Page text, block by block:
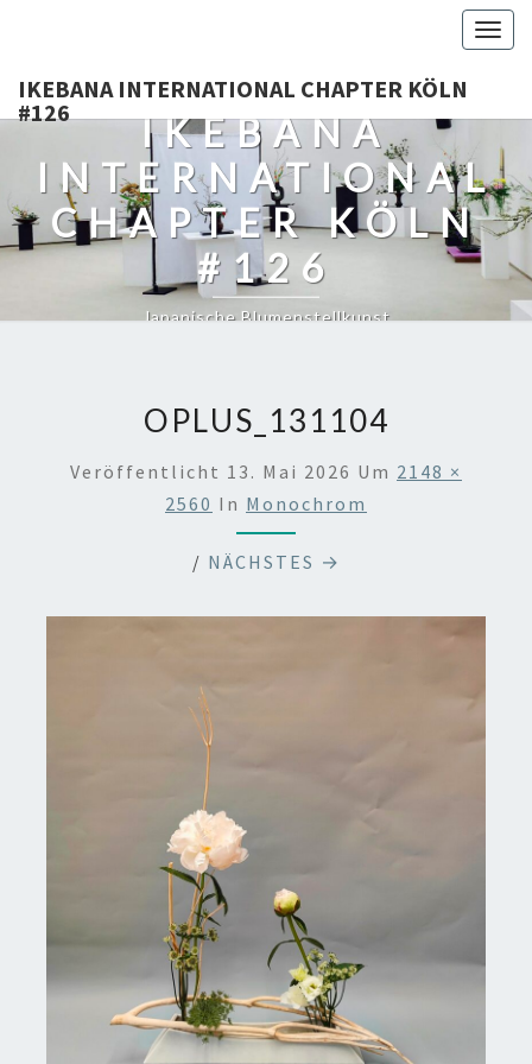
IKEBANA INTERNATIONAL CHAPTER KÖLN
#126
IKEBANA
INTERNATIONAL
CHAPTER KÖLN
#126
Japanische Blumenstellkunst
OPLUS_131104
Veröffentlicht 13. Mai 2026 Um 2148 ×
2560 In Monochrom
/ NÄCHSTES →